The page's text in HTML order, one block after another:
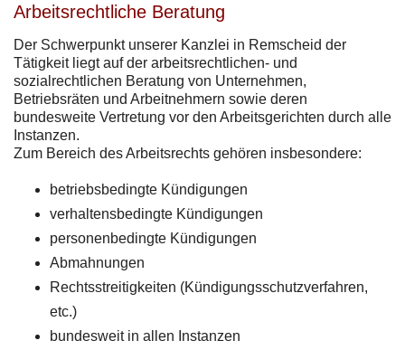
Arbeitsrechtliche Beratung
Der Schwerpunkt unserer Kanzlei in Remscheid der
Tätigkeit liegt auf der arbeitsrechtlichen- und
sozialrechtlichen Beratung von Unternehmen,
Betriebsräten und Arbeitnehmern sowie deren
bundesweite Vertretung vor den Arbeitsgerichten durch alle
Instanzen.
Zum Bereich des Arbeitsrechts gehören insbesondere:
betriebsbedingte Kündigungen
verhaltensbedingte Kündigungen
personenbedingte Kündigungen
Abmahnungen
Rechtsstreitigkeiten (Kündigungsschutzverfahren,
etc.)
bundesweit in allen Instanzen